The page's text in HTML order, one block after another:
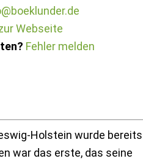
Webseite
Fehler melden
Holstein wurde
war das erste, das seine